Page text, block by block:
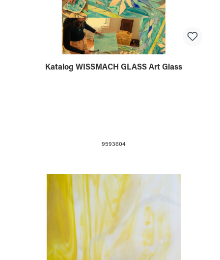
Katalog WISSMACH GLASS Art Glass
9593604